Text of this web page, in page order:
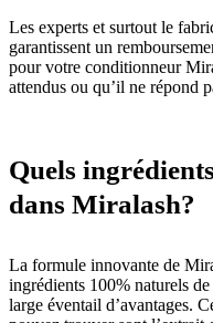
Les experts et surtout le
garantissent un
pour votre conditionneur
attendus ou qu’il ne répond
Quels
dans Miralash?
La formule innovante de
ingrédients 100% naturels
large éventail d’avantages.